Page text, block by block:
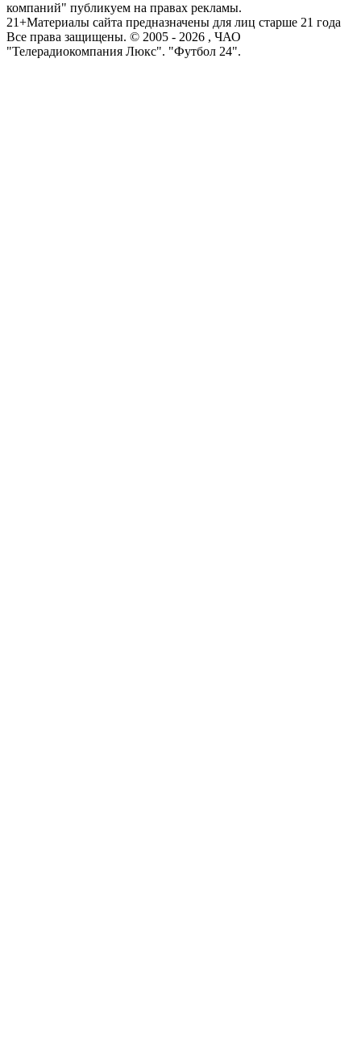
компаний" публикуем на правах рекламы.
21+Материалы сайта предназначены для лиц старше 21 года
Все права защищены. © 2005 - 2026 , ЧАО
"Телерадиокомпания Люкс". "Футбол 24".